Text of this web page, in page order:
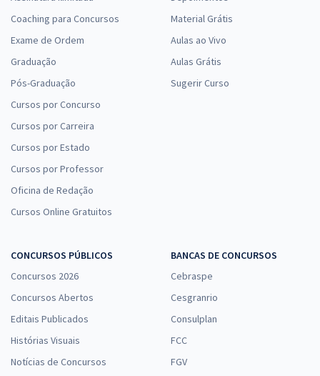
Coaching para Concursos
Exame de Ordem
Graduação
Pós-Graduação
Cursos por Concurso
Cursos por Carreira
Cursos por Estado
Cursos por Professor
Oficina de Redação
Cursos Online Gratuitos
Material Grátis
Aulas ao Vivo
Aulas Grátis
Sugerir Curso
CONCURSOS PÚBLICOS
Concursos 2026
Concursos Abertos
Editais Publicados
Histórias Visuais
Notícias de Concursos
BANCAS DE CONCURSOS
Cebraspe
Cesgranrio
Consulplan
FCC
FGV